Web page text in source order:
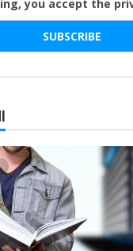
you accept the